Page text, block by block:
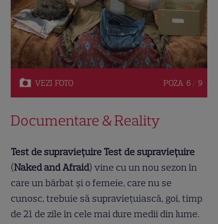
VEZI FOTO POZA 6 / 9
Documentare & Reality
Test de supraviețuire Test de supraviețuire
(Naked and Afraid) vine cu un nou sezon în
care un bărbat și o femeie, care nu se
cunosc, trebuie să supraviețuiască, goi, timp
de 21 de zile în cele mai dure medii din lume.